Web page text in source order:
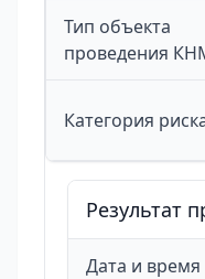
Тип объекта
проведения
Категория
Результат
Дата и время